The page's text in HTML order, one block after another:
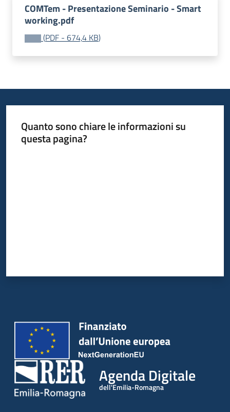
Governance
locale
su
COMTem - Presentazione Seminario - Smart
working.pdf
(PDF - 674,4 KB)
Quanto sono chiare le informazioni su
questa pagina?
Agenda Digitale
dell'Emilia-Romagna